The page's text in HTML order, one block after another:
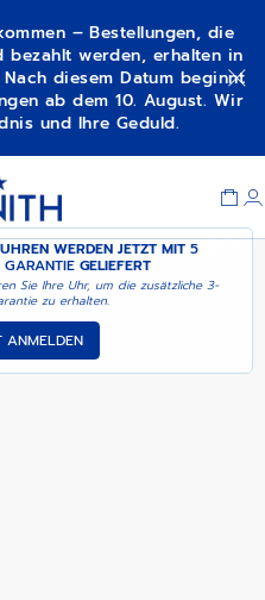
– Bestellungen, die
bezahlt werden, erhalten in
diesem Datum beginnt
ab dem 10. August. Wir
und Ihre Geduld.
WERDEN JETZT MIT5
GARANTIE GELIEFERT
Sie Ihre Uhr, um die zusätzliche 3-
zu erhalten.
ANMELDEN